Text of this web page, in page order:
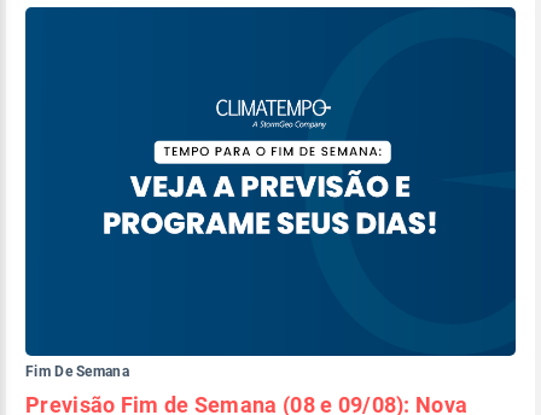
Fim De Semana
Previsão Fim de Semana (08 e 09/08): Nova